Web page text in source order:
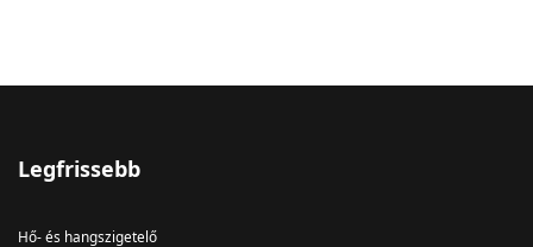
Legfrissebb
Hő- és hangszigetelő